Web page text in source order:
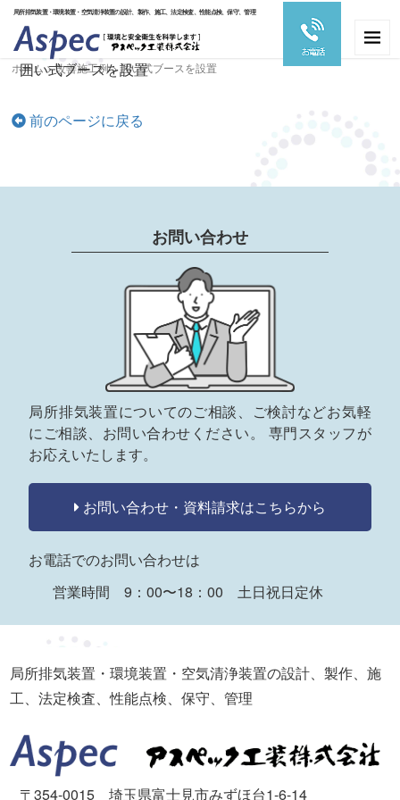
局所排気装置・環境装置・空気清浄装置の設計、製作、施工、法定検査、性能点検、保守、管理
ホーム> 改善施工例 >囲い式ブースを設置
囲い式ブースを設置
前のページに戻る
お問い合わせ
局所排気装置についてのご相談、ご検討などお気軽
にご相談、お問い合わせください。
専門スタッフが
お応えいたします。
お問い合わせ・資料請求はこちらから
お電話でのお問い合わせは
営業時間 9：00〜18：00 土日祝日定休
局所排気装置・環境装置・空気清浄装置の設計、製作、施
工、法定検査、性能点検、保守、管理
〒354-0015 埼玉県富士見市みずほ台1-6-14